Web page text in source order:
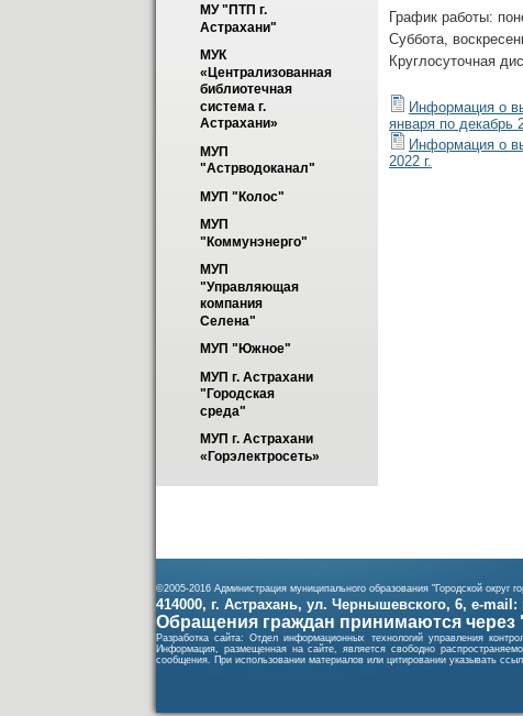
МУ "ПТП г.
Астрахани"
МУК
«Централизованная
библиотечная
система г.
Астрахани»
МУП
"Астрводоканал"
МУП "Колос"
МУП
"Коммунэнерго"
МУП
"Управляющая
компания
Селена"
МУП "Южное"
МУП г. Астрахани
"Городская
среда"
МУП г. Астрахани
«Горэлектросеть»
График работы:
Суббота,
Круглосуточная
Информация о
января по декабрь
Информация о
2022 г.
©2005-2016 Администрация муниципального образования "Городской округ
414000, г. Астрахань, ул. Чернышевского, 6, e-
Обращения граждан принимаются
Разработка сайта: Отдел информационных технологий управления
Информация, размещенная на сайте, является свободно
сообщения. При использовании материалов или цитировании указывать